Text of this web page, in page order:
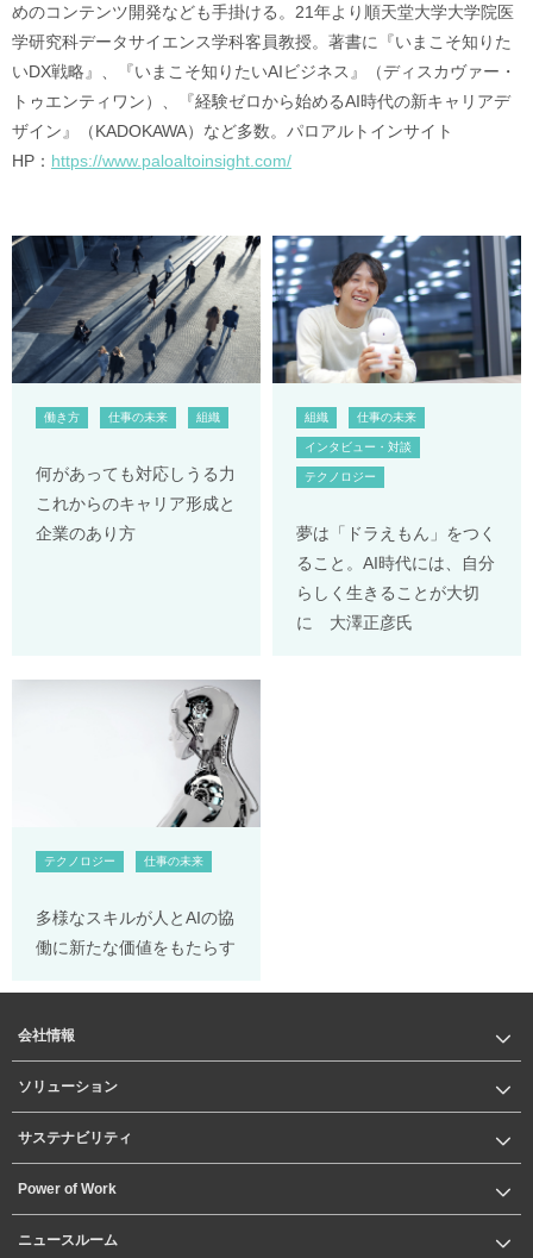
めのコンテンツ開発なども手掛ける。21年より順天堂大学大学院医
学研究科データサイエンス学科客員教授。著書に『いまこそ知りた
いDX戦略』、『いまこそ知りたいAIビジネス』（ディスカヴァー・
トゥエンティワン）、『経験ゼロから始めるAI時代の新キャリアデ
ザイン』（KADOKAWA）など多数。パロアルトインサイト
HP： https://www.paloaltoinsight.com/
働き方 仕事の未来 組織
何があっても対応しうる力
これからのキャリア形成と
企業のあり方
組織 仕事の未来
インタビュー・対談
テクノロジー
夢は「ドラえもん」をつく
ること。AI時代には、自分
らしく生きることが大切
に 大澤正彦氏
テクノロジー 仕事の未来
多様なスキルが人とAIの協
働に新たな価値をもたらす
会社情報
ソリューション
サステナビリティ
Power of Work
ニュースルーム